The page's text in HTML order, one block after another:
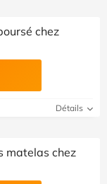
chez
Détails
matelas chez